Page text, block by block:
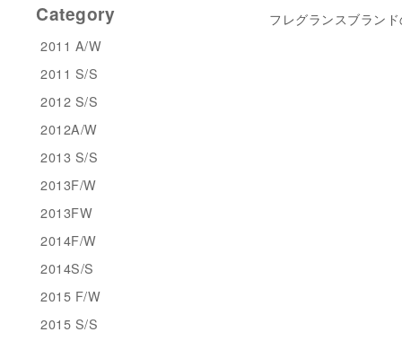
フレグランスブラン
Category
2011 A/W
2011 S/S
2012 S/S
2012A/W
2013 S/S
2013F/W
2013FW
2014F/W
2014S/S
2015 F/W
2015 S/S